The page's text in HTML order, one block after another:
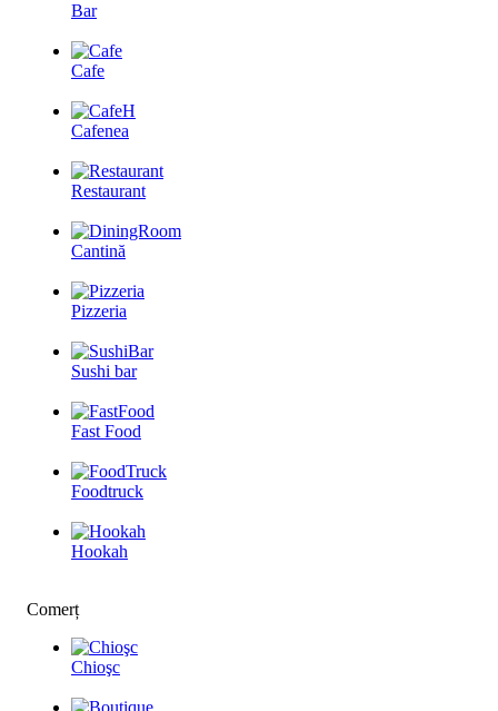
Bar
Cafe
Cafenea
Restaurant
Cantină
Pizzeria
Sushi bar
Fast Food
Foodtruck
Hookah
Comerț
Chioşc